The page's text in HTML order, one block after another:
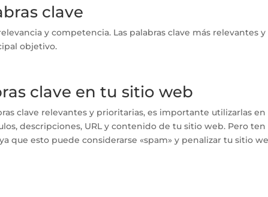
clave
y competencia. Las palabras clave más relevantes y
objetivo.
clave en tu sitio web
clave relevantes y prioritarias, es importante utilizarlas
descripciones, URL y contenido de tu sitio web. Pero ten
que esto puede considerarse «spam» y penalizar tu sitio